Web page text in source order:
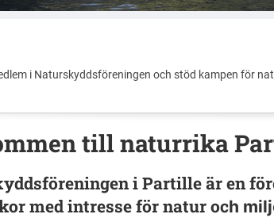
i Naturskyddsföreningen och stöd kampen för
till naturrika
i Partille är en
med intresse för natur och